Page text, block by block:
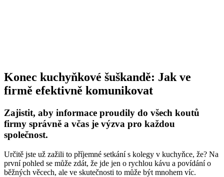
Konec kuchyňkové šuškandě: Jak ve
firmě efektivně komunikovat
Zajistit, aby informace proudily do všech koutů
firmy správně a včas je výzva pro každou
společnost.
Určitě jste už zažili to příjemné setkání s kolegy v kuchyňce, že? Na
první pohled se může zdát, že jde jen o rychlou kávu a povídání o
běžných věcech, ale ve skutečnosti to může být mnohem víc.